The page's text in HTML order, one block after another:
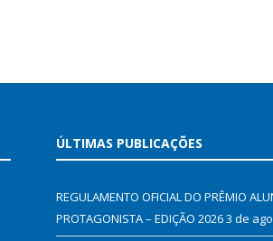
ÚLTIMAS PUBLICAÇÕES
REGULAMENTO OFICIAL DO PRÊMIO
PROTAGONISTA – EDIÇÃO 20263 de